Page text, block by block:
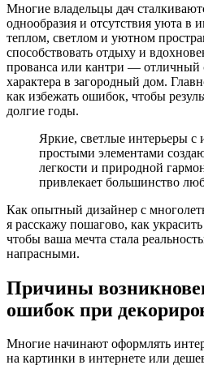
Многие владельцы дач
однообразия и отсутствия уюта в
теплом, светлом и уютном
способствовать отдыху и
прованса или кантри — отличный
характера в загородный дом.
как избежать ошибок, чтобы
долгие годы.
Яркие, светлые интерьеры
простыми элементами
легкости и природной
привлекает большинство
Как опытный дизайнер с
я расскажу пошагово, как
чтобы ваша мечта стала
напрасными.
Причины
ошибок при
Многие начинают оформлять
на картинки в интернете или